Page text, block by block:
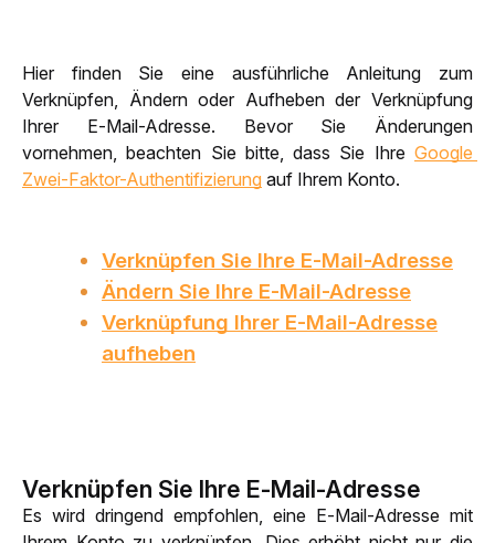
Hier finden Sie eine ausführliche Anleitung zum
Verknüpfen, Ändern oder Aufheben der Verknüpfung
Ihrer E-Mail-Adresse. Bevor Sie Änderungen
vornehmen, beachten Sie bitte, dass Sie Ihre Google
Zwei-Faktor-Authentifizierung auf Ihrem Konto.
Verknüpfen Sie Ihre E-Mail-Adresse
Ändern Sie Ihre E-Mail-Adresse
Verknüpfung Ihrer E-Mail-Adresse
aufheben
Verknüpfen Sie Ihre E-Mail-Adresse
Es wird dringend empfohlen, eine E-Mail-Adresse mit